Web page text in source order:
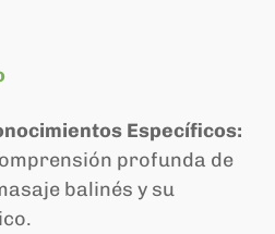
Específicos:
profunda de
balinés y su